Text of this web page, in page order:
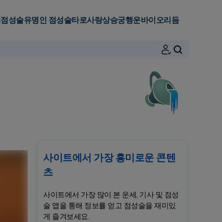
점성술유명인 점성술타로사랑상승궁행운바이오리듬
사이트에서 가장 흥미로운 콘텐
츠
사이트에서 가장 많이 본 운세, 기사 및 점성
술 앱을 통해 정보를 얻고 점성술을 재미있
게 즐겨보세요.